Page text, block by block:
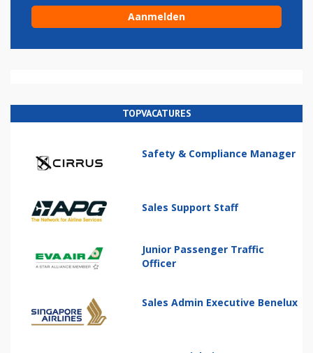
TOPVACATURES
Safety & Compliance Manager
Sales Support Staff
Junior Passenger Traffic
Officer
Sales Admin Executive Benelux